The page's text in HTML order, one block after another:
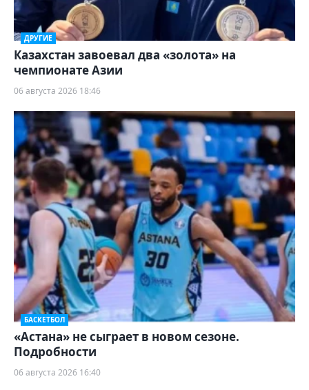
ДРУГИЕ
Казахстан завоевал два «золота» на
чемпионате Азии
06 августа 2026 18:46
БАСКЕТБОЛ
«Астана» не сыграет в новом сезоне.
Подробности
06 августа 2026 16:40